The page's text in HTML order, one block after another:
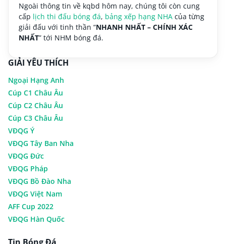
Ngoài thông tin về kqbd hôm nay, chúng tôi còn cung
cấp lịch thi đấu bóng đá, bảng xếp hạng NHA của từng
giải đấu với tinh thần “NHANH NHẤT – CHÍNH XÁC
NHẤT” tới NHM bóng đá.
GIẢI YÊU THÍCH
Ngoại Hạng Anh
Cúp C1 Châu Âu
Cúp C2 Châu Âu
Cúp C3 Châu Âu
VĐQG Ý
VĐQG Tây Ban Nha
VĐQG Đức
VĐQG Pháp
VĐQG Bồ Đào Nha
VĐQG Việt Nam
AFF Cup 2022
VĐQG Hàn Quốc